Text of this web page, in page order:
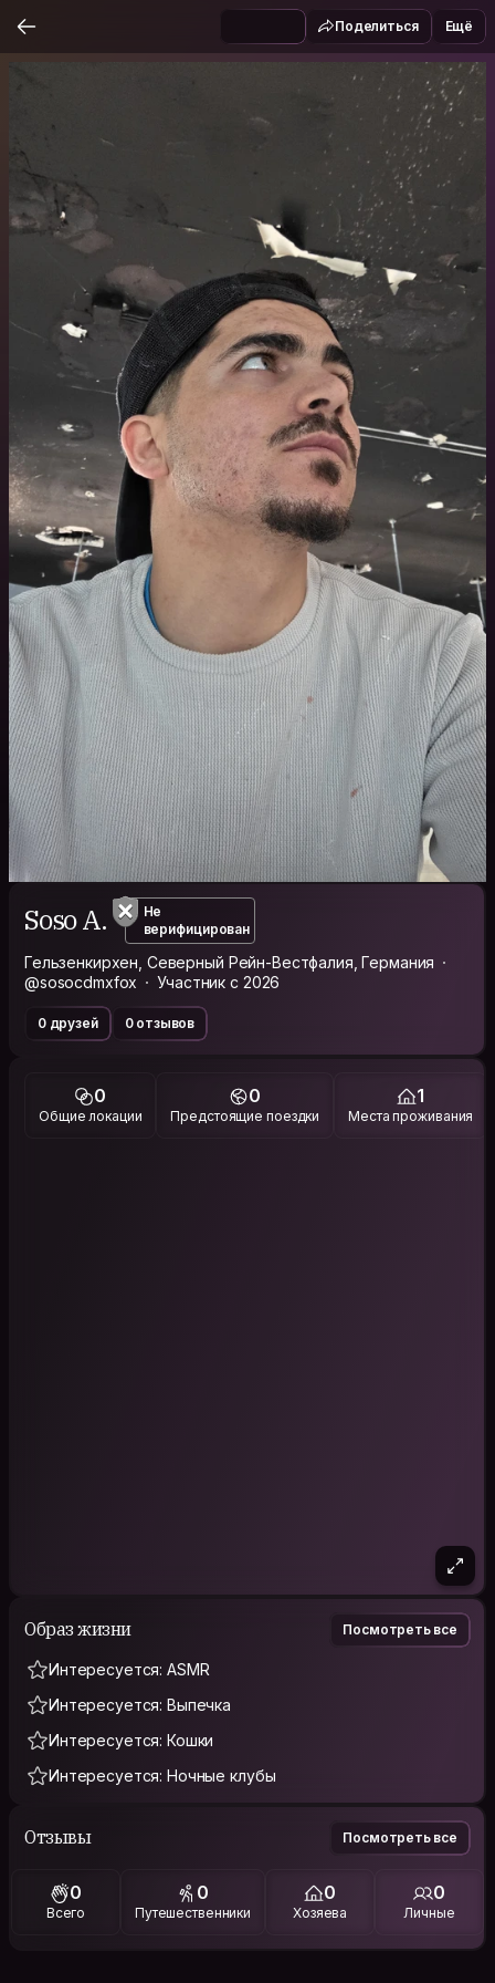
Поделиться Ещё
Soso A.
Не
верифицирован
Гельзенкирхен, Северный Рейн-Вестфалия, Германия
@sosocdmxfox
Участник с 2026
0 друзей 0 отзывов
0
Общие локации
0
Предстоящие поездки
1
Места проживания
Образ жизни Посмотреть все
Интересуется: ASMR
Интересуется: Выпечка
Интересуется: Кошки
Интересуется: Ночные клубы
Отзывы Посмотреть все
0
Всего
0
Путешественники
0
Хозяева
0
Личные